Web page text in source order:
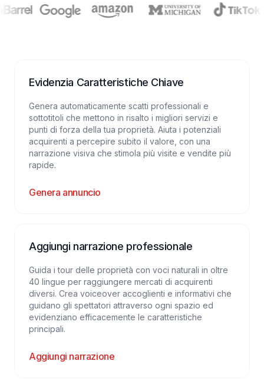
Evidenzia Caratteristiche Chiave
Genera automaticamente scatti professionali e
sottotitoli che mettono in risalto i migliori servizi e
punti di forza della tua proprietà. Aiuta i potenziali
acquirenti a percepire subito il valore, con una
narrazione visiva che stimola più visite e vendite più
rapide.
Genera annuncio
Aggiungi narrazione professionale
Guida i tour delle proprietà con voci naturali in oltre
40 lingue per raggiungere mercati di acquirenti
diversi. Crea voiceover accoglienti e informativi che
guidano gli spettatori attraverso ogni spazio ed
evidenziano efficacemente le caratteristiche
principali.
Aggiungi narrazione